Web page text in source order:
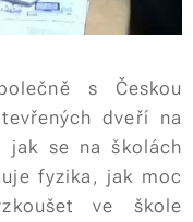
s Českou
dveří na
jak se na školách
fyzika, jak moc
ve škole